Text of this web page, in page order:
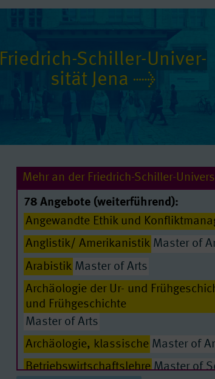
Friedrich-Schiller-Uni­ver­
si­tät Jena
Mehr an der Friedrich-Schiller-
78 Angebote (weiterführend):
Angewandte Ethik und
Anglistik/ Amerikanistik Master of
Arabistik Master of Arts
Archäologie der Ur- und
und Frühgeschichte
Master of Arts
Archäologie, klassische Master of
Betriebswirtschaftslehre Master of